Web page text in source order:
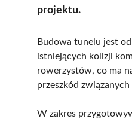
projektu.
Budowa tunelu jest
istniejących kolizji
rowerzystów, co ma
przeszkód
W zakres